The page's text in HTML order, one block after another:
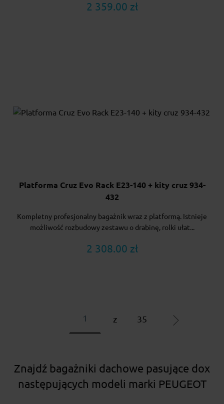
2 359.00 zł
Platforma Cruz Evo Rack E23-140 + kity cruz 934-
432
Kompletny profesjonalny bagażnik wraz z platformą. Istnieje
możliwość rozbudowy zestawu o drabinę, rolki ułat...
2 308.00 zł
z 35
Znajdź bagażniki dachowe pasujące dox
następujących modeli marki PEUGEOT